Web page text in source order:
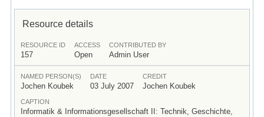
Resource details
RESOURCE ID
157
ACCESS
Open
CONTRIBUTED BY
Admin User
NAMED PERSON(S)
Jochen Koubek
DATE
03 July 2007
CREDIT
Jochen Koubek
CAPTION
Informatik & Informationsgesellschaft II: Technik, Geschichte,